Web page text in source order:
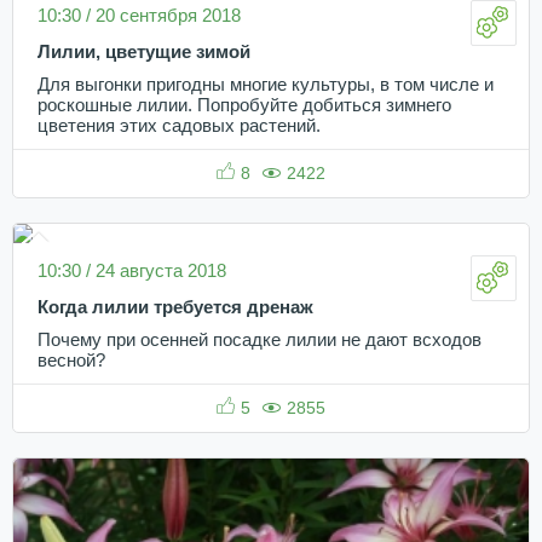
10:30 / 20 сентября 2018
Лилии, цветущие зимой
Для выгонки пригодны многие культуры, в том числе и
роскошные лилии. Попробуйте добиться зимнего
цветения этих садовых растений.
8 2422
10:30 / 24 августа 2018
Когда лилии требуется дренаж
Почему при осенней посадке лилии не дают всходов
весной?
5 2855